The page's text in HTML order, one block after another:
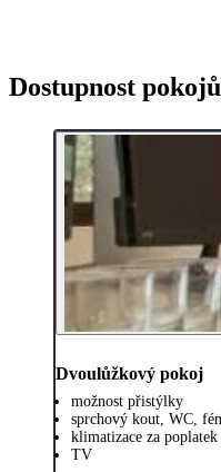
Dostupnost pokojů
Dvoulůžkový pokoj
možnost přistýlky
sprchový kout, WC, fén
klimatizace za
TV